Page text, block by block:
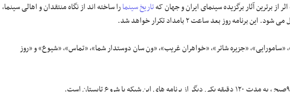
تاریخ سینمارا ساخته اند از نگاه منتقدان و اهالی سینما،
روز بعد ساعت ۲ بامداد تکرار خواهد شد.
«سامورایی»، «جزیره شاتر»، «خواهران غریب»، «ون سان دوستدار شما»، «تماس»، «شیوع» و «روز